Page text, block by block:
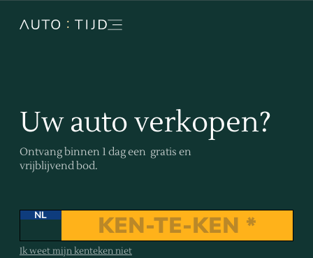
Uw auto verkopen?
Ontvang binnen 1 dag een gratis en
vrijblijvend bod.
NL
Ik weet mijn kenteken niet